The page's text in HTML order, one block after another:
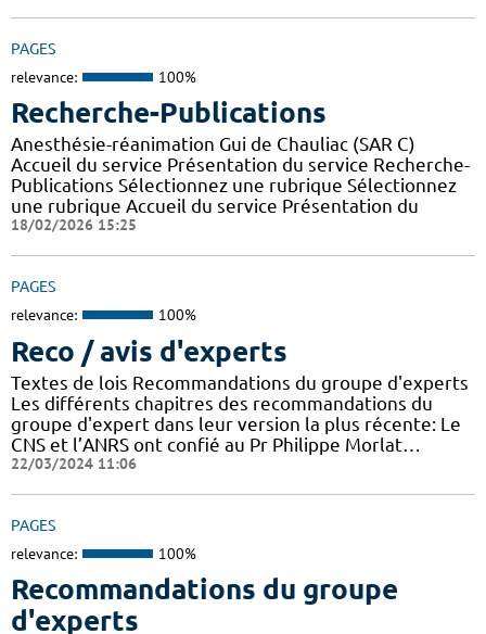
PAGES
relevance: 100%
Recherche-Publications
Anesthésie-réanimation Gui de Chauliac (SAR C)
Accueil du service Présentation du service Recherche-
Publications Sélectionnez une rubrique Sélectionnez
une rubrique Accueil du service Présentation du
18/02/2026 15:25
PAGES
relevance: 100%
Reco / avis d'experts
Textes de lois Recommandations du groupe d'experts
Les différents chapitres des recommandations du
groupe d'expert dans leur version la plus récente: Le
CNS et l’ANRS ont confié au Pr Philippe Morlat…
22/03/2024 11:06
PAGES
relevance: 100%
Recommandations du groupe
d'experts